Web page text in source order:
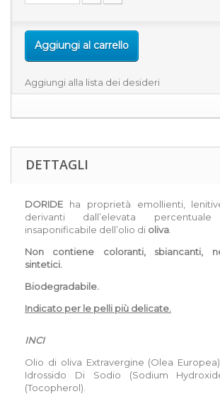
Aggiungi al carrello
Aggiungi alla lista dei desideri
DETTAGLI
DORIDE ha proprietà emollienti,
derivanti dall’elevata
insaponificabile dell’olio di oliva
Non contiene coloranti, sbiancanti,
sintetici.
Biodegradabile.
Indicato per le pelli più delicate.
INCI
Olio di oliva Extravergine (Olea
Idrossido Di Sodio (Sodium
(Tocopherol).